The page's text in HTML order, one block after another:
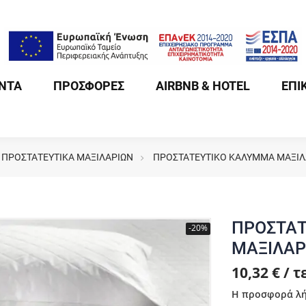
ΠΡΟΣΦΟΡΕΣ AIRBNB & HOTEL
ΠΡΟΣΤΑΤΕΥΤΙΚΑ ΜΑΞΙΛΑΡΙΩΝ ΠΡΟΣΤΑΤΕΥΤΙΚΟ ΚΑΛΥΜΜΑ
-20%
10,32 € /
Η προσφορά